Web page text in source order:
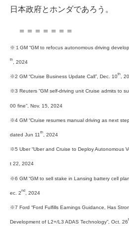
日本政府とホンダであろう。
＝＝＝＝＝＝＝
※１GM “GM to refocus autonomous driving
th , 2024
※2 GM “Cruise Business Update Call”, Dec. 10th,
※3 Reuters “GM self-driving unit Cruise admits to
00 fine”, Nov. 15, 2024
※4 GM “Cruise resumes manual driving as next
dated Jun 11 th , 2024
※5 Uber “Uber and Cruise to Deploy Autonomous
t 22, 2024
※6 GM “GM to sell stake in Lansing battery cell
ec. 2nd , 2024
※7 Ford “Ford Fulfills Earnings Guidance, Has
Development of L2+/L3 ADAS Technology”, Oct. 26